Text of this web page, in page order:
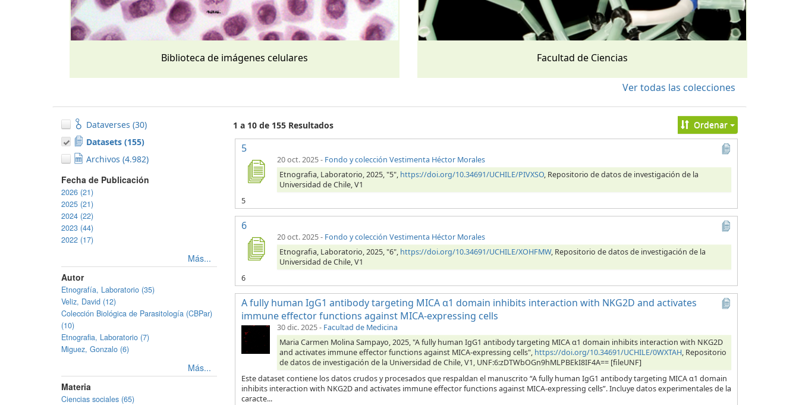
Biblioteca de imágenes celulares Facultad de Ciencias
Ver todas las colecciones
Dataverses (30)
Datasets (155)
Archivos (4.982)
Fecha de Publicación
2026 (21)
2025 (21)
2024 (22)
2023 (44)
2022 (17)
Más...
Autor
Etnografía, Laboratorio (35)
Veliz, David (12)
Colección Biológica de Parasitología (CBPar)
(10)
Etnografia, Laboratorio (7)
Miguez, Gonzalo (6)
Más...
Materia
Ciencias sociales (65)
1 a 10 de 155 Resultados Ordenar
5
20 oct. 2025- Fondo y colección Vestimenta Héctor Morales
Etnografia, Laboratorio, 2025, "5", https://doi.org/10.34691/UCHILE/PIVXSO, Repositorio de datos de investigación de la
Universidad de Chile, V1
5
6
20 oct. 2025- Fondo y colección Vestimenta Héctor Morales
Etnografia, Laboratorio, 2025, "6", https://doi.org/10.34691/UCHILE/XOHFMW, Repositorio de datos de investigación de la
Universidad de Chile, V1
6
A fully human IgG1 antibody targeting MICA α1 domain inhibits interaction with NKG2D and activates
immune effector functions against MICA-expressing cells
30 dic. 2025- Facultad de Medicina
Maria Carmen Molina Sampayo, 2025, "A fully human IgG1 antibody targeting MICA α1 domain inhibits interaction with NKG2D
and activates immune effector functions against MICA-expressing cells", https://doi.org/10.34691/UCHILE/0WXTAH, Repositorio
de datos de investigación de la Universidad de Chile, V1, UNF:6:zDTWbOGn9hMLPBEkI8IF4A== [fileUNF]
Este dataset contiene los datos crudos y procesados que respaldan el manuscrito “A fully human IgG1 antibody targeting MICA α1 domain
inhibits interaction with NKG2D and activates immune effector functions against MICA-expressing cells”. Incluye datos experimentales de la
caracte...